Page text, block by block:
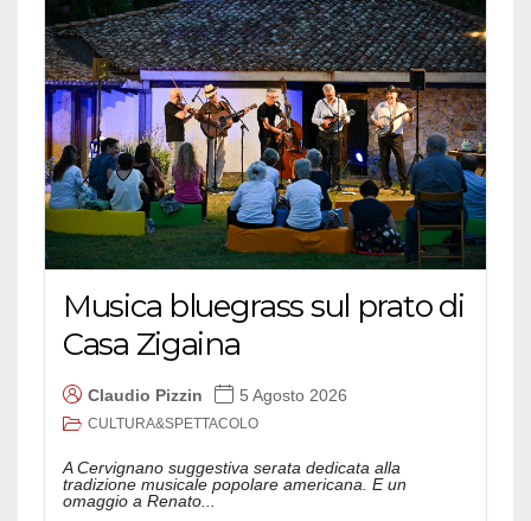
Musica bluegrass sul prato di
Casa Zigaina
Claudio Pizzin 5 Agosto 2026
CULTURA&SPETTACOLO
A Cervignano suggestiva serata dedicata alla
tradizione musicale popolare americana. E un
omaggio a Renato...